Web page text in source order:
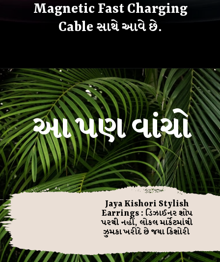
Magnetic Fast Charging
Cable સાથે આવે છે.
Jaya Kishori Stylish
Earrings : ડિઝાઈનર શોપ
પરથી નહીં, લોકલ માર્કેટમાંથી
ઝુમકા ખરીદે છે જયા કિશોરી
આ પણ વાંચો